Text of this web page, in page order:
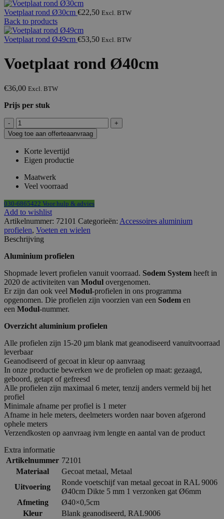
Voetplaat rond Ø30cm €22,50 Excl. BTW
Back to products
Voetplaat rond Ø49cm €53,50 Excl. BTW
Voetplaat rond Ø40cm
€36,00 Excl. BTW
Prijs per stuk
Voetplaat
rond
Ø40cm
aantal
Voeg toe aan offerteaanvraag
Korte levertijd
Eigen productie
Maatwerk
Veel voorraad
030-6865422 Voor hulp & advies
Add to wishlist
Artikelnummer: 72101 Categorieën: Accessoires aluminium
profielen, Voeten en wielen
Beschrijving
Aluminium profielen
Shopmade levert profielen vanuit voorraad. Sodem System heeft in
2020 de activiteiten van Modul overgenomen.
Er zijn dan ook veel Modul-profielen in ons programma
opgenomen. Die profielen zijn voorzien van een Sodem en
een Modul-nummer.
Overzicht aluminium profielen
Alle profielen zijn 15-20 µm blank mat geanodiseerd vanuitvoorraad
leverbaar
Geanodiseerd of gecoat in kleur op aanvraag
In onze productie bewerken we de profielen op maat: gezaagd,
geboord, getapt of gefreesd
Alle profielen zijn maximaal 6 meter, tenzij anders vermeld bij het
profiel
Minimale afname per profiel is 1 meter
Afname in hele meters, deelmeters worden naar boven afgerond
ophele meters
Verzendkosten op aanvraag ivm lengte en aantal van de product
Extra informatie
Artikelnummer 72101
Materiaal
Gecoat metaal, Metaal
Uitvoering
Ronde voetschijf van metaal gecoat in RAL 9006
Ø40cm Dikte 5 mm 1 verzonken gat Ø6mm
Afmeting
Ø40×0,5cm
Kleur
Blank geanodiseerd, RAL9006